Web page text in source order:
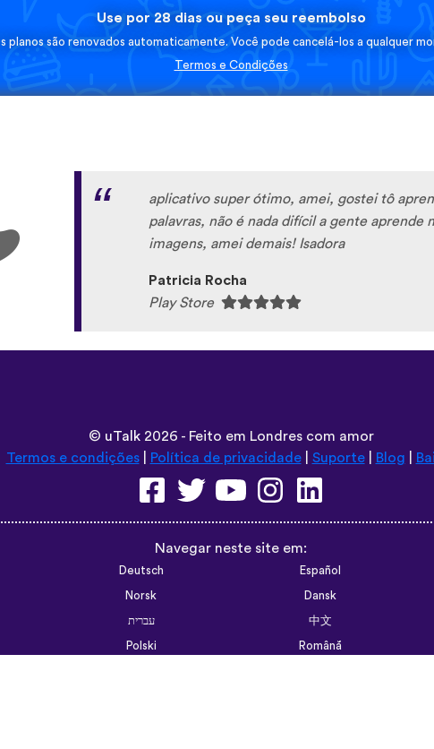
Use por 28 dias ou peça seu reembolso
planos são renovados automaticamente. Você pode cancelá-los a qualquer
Termos e Condições
aplicativo super ótimo, amei, gostei tô
palavras, não é nada difícil a gente aprende
imagens, amei demais! Isadora
Patricia Rocha
Play Store
© uTalk2026 - Feito em Londres com amor
Termos e condições| Política de privacidade| Suporte| Blog
Navegar neste site em:
Deutsch Español
Norsk Dansk
עברית 中文
Polski Română